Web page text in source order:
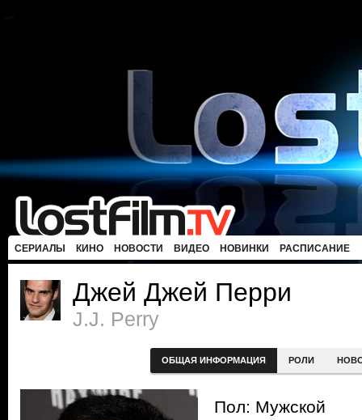
СЕРИАЛЫ КИНО НОВОСТИ ВИДЕО НОВИНКИ РАСПИСАНИЕ
Джей Джей Перри
J.J. Perry
ОБЩАЯ ИНФОРМАЦИЯ РОЛИ
Пол: Мужской